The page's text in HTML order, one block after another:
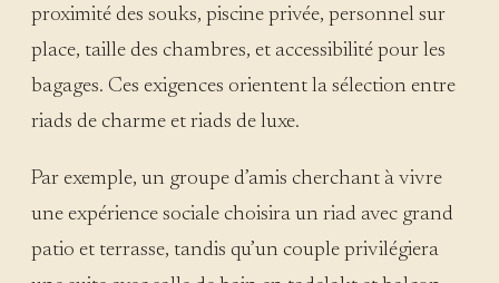
proximité des souks, piscine privée, personnel sur
place, taille des chambres, et accessibilité pour les
bagages. Ces exigences orientent la sélection entre
riads de charme et riads de luxe.
Par exemple, un groupe d’amis cherchant à vivre
une expérience sociale choisira un riad avec grand
patio et terrasse, tandis qu’un couple privilégiera